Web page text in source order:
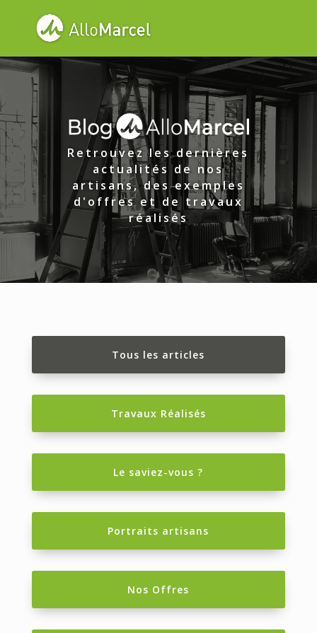
Retrouvez les dernières
actualités de nos
artisans, des exemples
d'offres et de travaux
réalisés
Tous les articles
Travaux Réalisés
Le saviez-vous ?
Portraits artisans
Nos Offres